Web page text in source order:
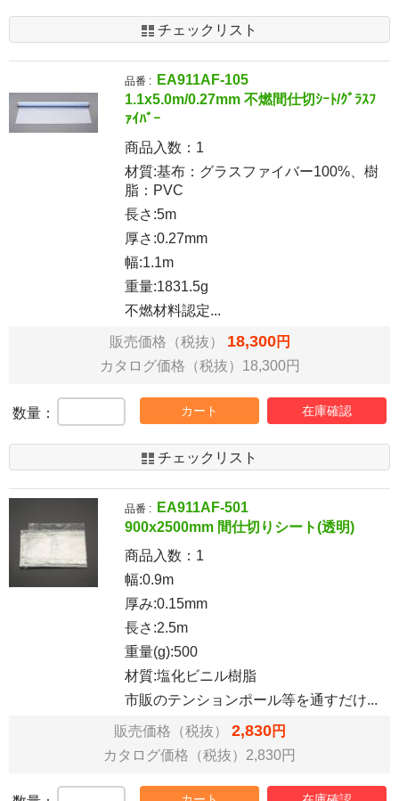
チェックリスト
品番 :
EA911AF-105
1.1x5.0m/0.27mm 不燃間仕切ｼｰﾄ/ｸﾞﾗｽﾌ
ｧｲﾊﾞｰ
商品入数： 1
材質:基布：グラスファイバー100%、樹
脂：PVC
長さ:5m
厚さ:0.27mm
幅:1.1m
重量:1831.5g
不燃材料認定...
販売価格（税抜） 18,300円
カタログ価格（税抜）18,300円
数量： カート 在庫確認
チェックリスト
品番 :
EA911AF-501
900x2500mm 間仕切りシート(透明)
商品入数： 1
幅:0.9m
厚み:0.15mm
長さ:2.5m
重量(g):500
材質:塩化ビニル樹脂
市販のテンションポール等を通すだけ...
販売価格（税抜） 2,830円
カタログ価格（税抜）2,830円